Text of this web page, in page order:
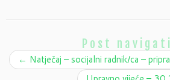
Post
← Natječaj – socijalni radnik/ca –